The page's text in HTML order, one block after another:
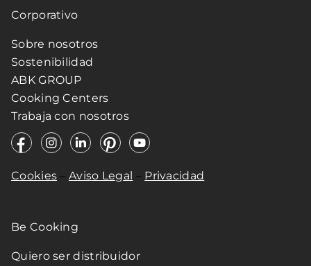
Corporativo
Sobre nosotros
Sostenibilidad
ABK GROUP
Cooking Centers
Trabaja con nosotros
Cookies –Aviso Legal – Privacidad
Be Cooking
Quiero ser distribuidor